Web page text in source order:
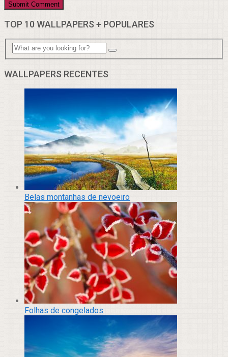
TOP 10 WALLPAPERS + POPULARES
WALLPAPERS RECENTES
Belas montanhas de nevoeiro
Folhas de congelados